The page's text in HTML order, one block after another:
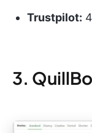
Trustpilot:
3.